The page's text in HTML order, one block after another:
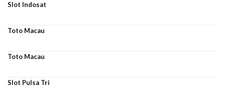
Slot Indosat
Toto Macau
Toto Macau
Slot Pulsa Tri